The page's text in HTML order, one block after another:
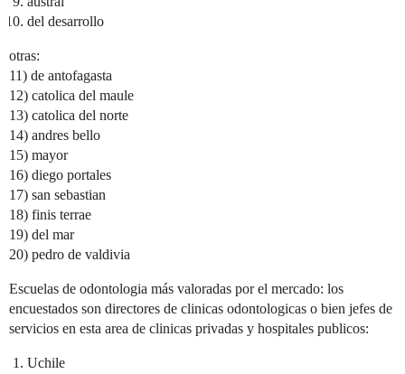
del desarrollo
otras:
11) de antofagasta
12) catolica del maule
13) catolica del norte
14) andres bello
15) mayor
16) diego portales
17) san sebastian
18) finis terrae
19) del mar
20) pedro de valdivia
Escuelas de odontologia más valoradas por el mercado: los
encuestados son directores de clinicas odontologicas o bien jefes de
servicios en esta area de clinicas privadas y hospitales publicos:
Uchile